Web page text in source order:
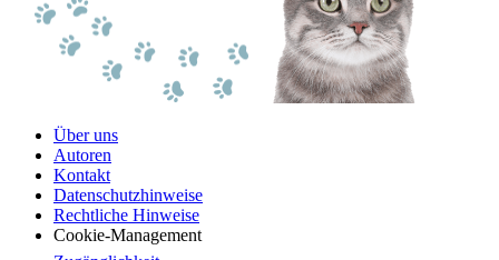
Über uns
Autoren
Kontakt
Datenschutzhinweise
Rechtliche Hinweise
Cookie-Management